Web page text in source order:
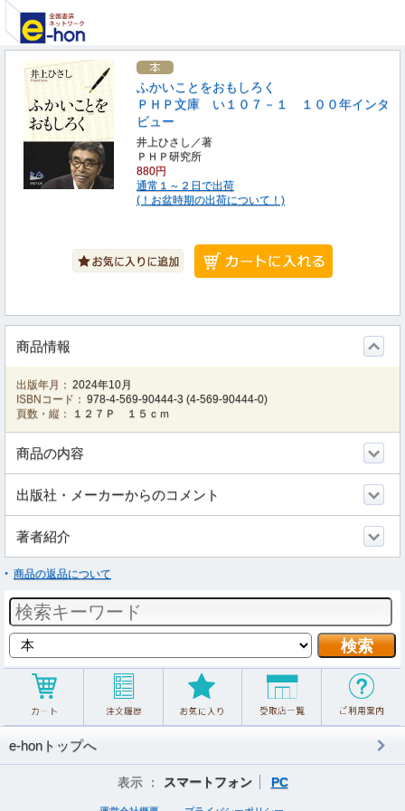
ふかいことをおもしろく
ＰＨＰ文庫 い１０７－１ １００年インタ
ビュー
井上ひさし／著
ＰＨＰ研究所
880円
通常１～２日で出荷
(！お盆時期の出荷について！)
商品情報
出版年月： 2024年10月
ISBNコード： 978-4-569-90444-3 (4-569-90444-0)
頁数・縦：
１２７Ｐ １５ｃｍ
商品の内容
出版社・メーカーからのコメント
著者紹介
商品の返品について
e-honトップへ
表示 ： スマートフォン PC